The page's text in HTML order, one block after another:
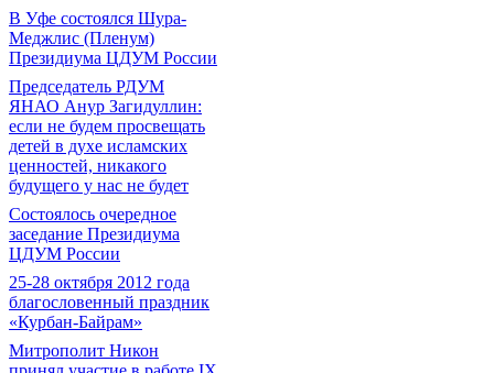
В Уфе состоялся Шура-
Меджлис (Пленум)
Президиума ЦДУМ России
Председатель РДУМ
ЯНАО Анур Загидуллин:
если не будем просвещать
детей в духе исламских
ценностей, никакого
будущего у нас не будет
Состоялось очередное
заседание Президиума
ЦДУМ России
25-28 октября 2012 года
благословенный праздник
«Курбан-Байрам»
Митрополит Никон